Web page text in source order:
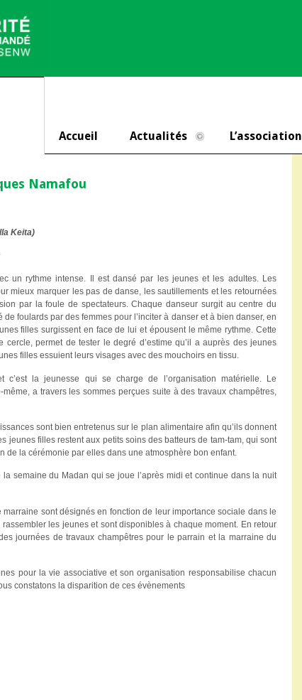
Accueil Actualités L’association
Namafou
Keita)
un rythme intense. Il est dansé par les jeunes et les adultes. Les
mieux marquer les pas de danse, les sautillements et les retournées
par la foule de spectateurs. Chaque danseur surgit au centre du
foulards par des femmes pour l’inciter à danser et à bien danser, en
filles surgissent en face de lui et épousent le même rythme. Cette
permet de tester le degré d’estime qu’il a auprès des jeunes
filles essuient leurs visages avec des mouchoirs en tissu.
la jeunesse qui se charge de l’organisation matérielle. Le
a travers les sommes perçues suite à des travaux champêtres,
sont bien entretenus sur le plan alimentaire afin qu’ils donnent
jeunes filles restent aux petits soins des batteurs de tam-tam, qui sont
de la cérémonie par elles dans une atmosphère bon enfant.
semaine du Madan qui se joue l’après midi et continue dans la nuit
sont désignés en fonction de leur importance sociale dans le
les jeunes et sont disponibles à chaque moment. En retour
journées de travaux champêtres pour le parrain et la marraine du
pour la vie associative et son organisation responsabilise chacun
constatons la disparition de ces évènements